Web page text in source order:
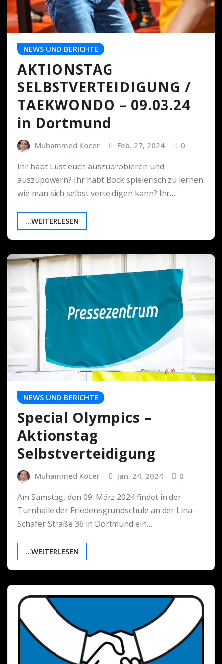
NEWS UND BERICHTE
AKTIONSTAG
SELBSTVERTEIDIGUNG /
TAEKWONDO – 09.03.24
in Dortmund
Muhammed Kocer Feb. 27, 2024 0
Ihr habt Lust euch auszuprobieren und
auszupowern? Ihr habt Bock spielerisch zu lernen
wie man sich selbst verteidigen kann? Ihr…
...WEITERLESEN
NEWS UND BERICHTE
Special Olympics –
Aktionstag
Selbstverteidigung
Muhammed Kocer Jan. 24, 2024 0
Am Samstag, den 09. März 2024 findet in der
Turnhalle der Friedensgrundschule an der Lina-
Schäfer Straße 36 in Dortmund ein…
...WEITERLESEN